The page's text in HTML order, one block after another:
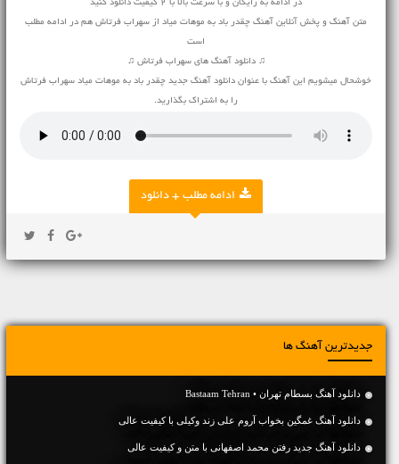
در ادامه به رایگان و با سرعت بالا با 2 کیفیت دانلود کنید
متن آهنگ و پخش آنلاین آهنگ چقدر باد به موهات میاد از سهراب فرتاش هم در ادامه مطلب
است
♫ دانلود آهنگ های سهراب فرتاش ♫
خوشحال میشویم این آهنگ با عنوان دانلود آهنگ جدید چقدر باد به موهات میاد سهراب فرتاش
را به اشتراک بگذارید.
ادامه مطلب + دانلود
جدیدترین آهنگ ها
دانلود آهنگ بسطام تهران • Bastaam Tehran
دانلود آهنگ غمگین بخواب آروم علی زند وکیلی با کیفیت عالی
دانلود آهنگ جديد رفتن محمد اصفهانی با متن و کیفیت عالی